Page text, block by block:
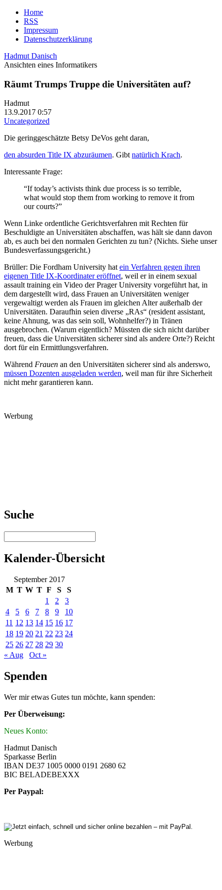
Home
RSS
Impressum
Datenschutzerklärung
Hadmut Danisch
Ansichten eines Informatikers
Räumt Trumps Truppe die Universitäten auf?
Hadmut
13.9.2017 0:57
Uncategorized
Die geringgeschätzte Betsy DeVos geht daran,
den absurden Title IX abzuräumen. Gibtnatürlich Krach.
Interessante Frage:
“If today’s activists think due process is so terrible,
what would stop them from working to remove it from
our courts?”
Wenn Linke ordentliche Gerichtsverfahren mit Rechten für
Beschuldigte an Universitäten abschaffen, was hält sie dann davon
ab, es auch bei den normalen Gerichten zu tun? (Nichts. Siehe unser
Bundesverfassungsgericht.)
Brüller: Die Fordham University hatein Verfahren gegen ihren
eigenen Title IX-Koordinater eröffnet, weil er in einem sexual
assault training ein Video der Prager University vorgeführt hat, in
dem dargestellt wird, dass Frauen an Universitäten weniger
vergewaltigt werden als Frauen im gleichen Alter außerhalb der
Universitäten. Daraufhin seien diverse „RAs“ (resident assistant,
keine Ahnung, was das sein soll, Wohnhelfer?) in Tränen
ausgebrochen. (Warum eigentlich? Müssten die sich nicht darüber
freuen, dass die Universitäten sicherer sind als andere Orte?) Reicht
dort für ein Ermittlungsverfahren.
Während Frauen an den Universitäten sicherer sind als anderswo,
müssen Dozenten ausgeladen werden, weil man für ihre Sicherheit
nicht mehr garantieren kann.
Werbung
Suche
Kalender-Übersicht
September 2017
M T W T F S
S
1
2
3
4
5 6 7 8 9
10
11 12 13 14 15 16 17
18 19 20 21 22 23 24
25 26 27 28 29 30
« Aug
Oct »
Spenden
Wer mir etwas Gutes tun möchte, kann spenden:
Per Überweisung:
Neues Konto:
Hadmut Danisch
Sparkasse Berlin
IBAN DE37 1005 0000 0191 2680 62
BIC BELADEBEXXX
Per Paypal:
Werbung